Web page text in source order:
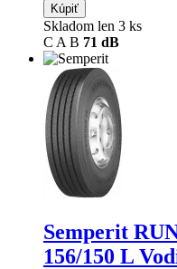
Kúpiť
Skladom len 3 ks
C A B 71 dB
Semperit
156/150 L